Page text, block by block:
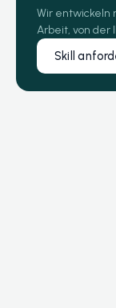
Wir entwickeln
Arbeit, von der
Skill